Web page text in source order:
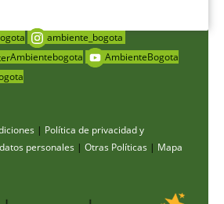
ambiente_bogota
Ambientebogota
AmbienteBogota
| Política de privacidad y
personales | Otras Políticas | Mapa